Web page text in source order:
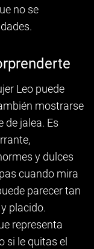
no se
Leo puede
mostrarse
de jalea. Es
y dulces
cuando mira
parecer tan
placido.
representa
si le quitas el